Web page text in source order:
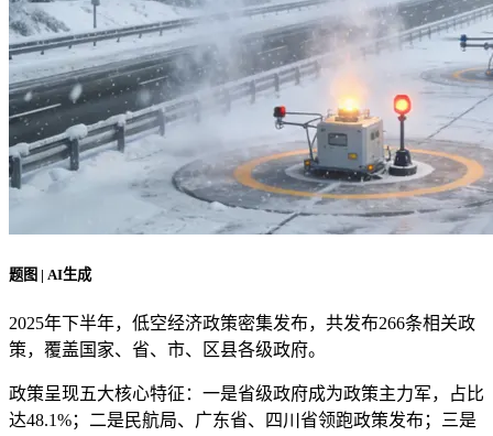
题图 | AI生成
2025年下半年，低空经济政策密集发布，共发布266条相关政
策，覆盖国家、省、市、区县各级政府。
政策呈现五大核心特征：一是省级政府成为政策主力军，占比
达48.1%；二是民航局、广东省、四川省领跑政策发布；三是